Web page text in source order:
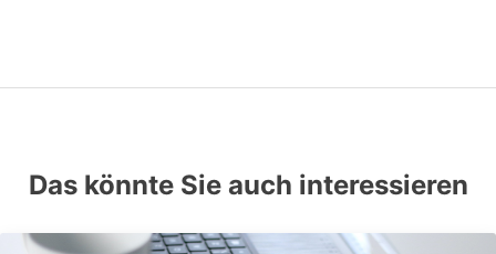
Das könnte Sie auch interessieren